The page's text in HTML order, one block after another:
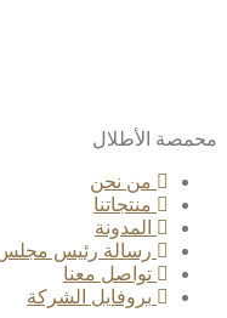
محمصة الأطلال
من نحن
منتجاتنا
المدونة
رسالة رئيس مجلس
تواصل معنا
بروفايل الشركة